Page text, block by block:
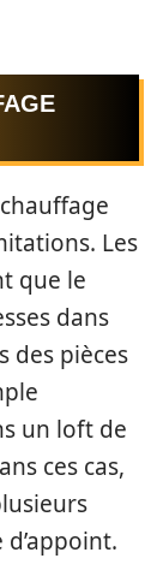
Les
que le
dans
des pièces
un loft de
ces cas,